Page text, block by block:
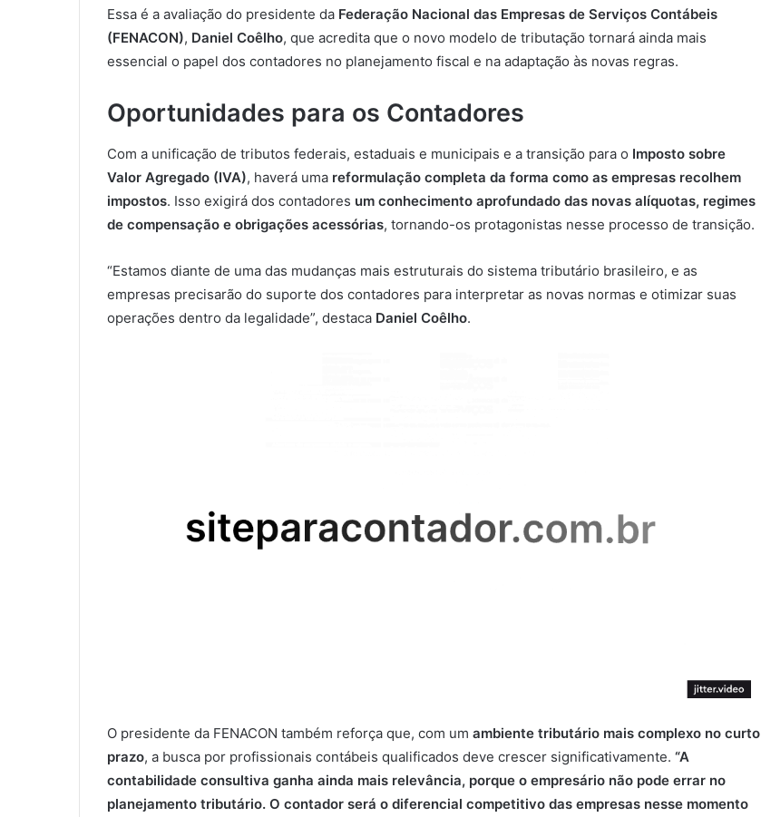
Essa é a avaliação do presidente da Federação Nacional das Empresas de Serviços Contábeis
(FENACON), Daniel Coêlho, que acredita que o novo modelo de tributação tornará ainda mais
essencial o papel dos contadores no planejamento fiscal e na adaptação às novas regras.
Oportunidades para os Contadores
Com a unificação de tributos federais, estaduais e municipais e a transição para o Imposto sobre
Valor Agregado (IVA), haverá uma reformulação completa da forma como as empresas recolhem
impostos. Isso exigirá dos contadores um conhecimento aprofundado das novas alíquotas, regimes
de compensação e obrigações acessórias, tornando-os protagonistas nesse processo de transição.
“Estamos diante de uma das mudanças mais estruturais do sistema tributário brasileiro, e as
empresas precisarão do suporte dos contadores para interpretar as novas normas e otimizar suas
operações dentro da legalidade”, destaca Daniel Coêlho.
O presidente da FENACON também reforça que, com um ambiente tributário mais complexo no curto
prazo, a busca por profissionais contábeis qualificados deve crescer significativamente. “A
contabilidade consultiva ganha ainda mais relevância, porque o empresário não pode errar no
planejamento tributário. O contador será o diferencial competitivo das empresas nesse momento